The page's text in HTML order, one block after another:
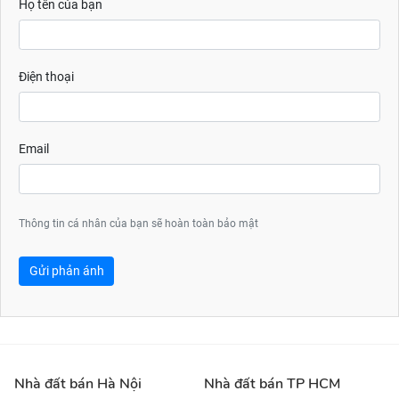
Họ tên của bạn
Điện thoại
Email
Thông tin cá nhân của bạn sẽ hoàn toàn bảo mật
Gửi phản ánh
Nhà đất bán Hà Nội Nhà đất bán TP HCM